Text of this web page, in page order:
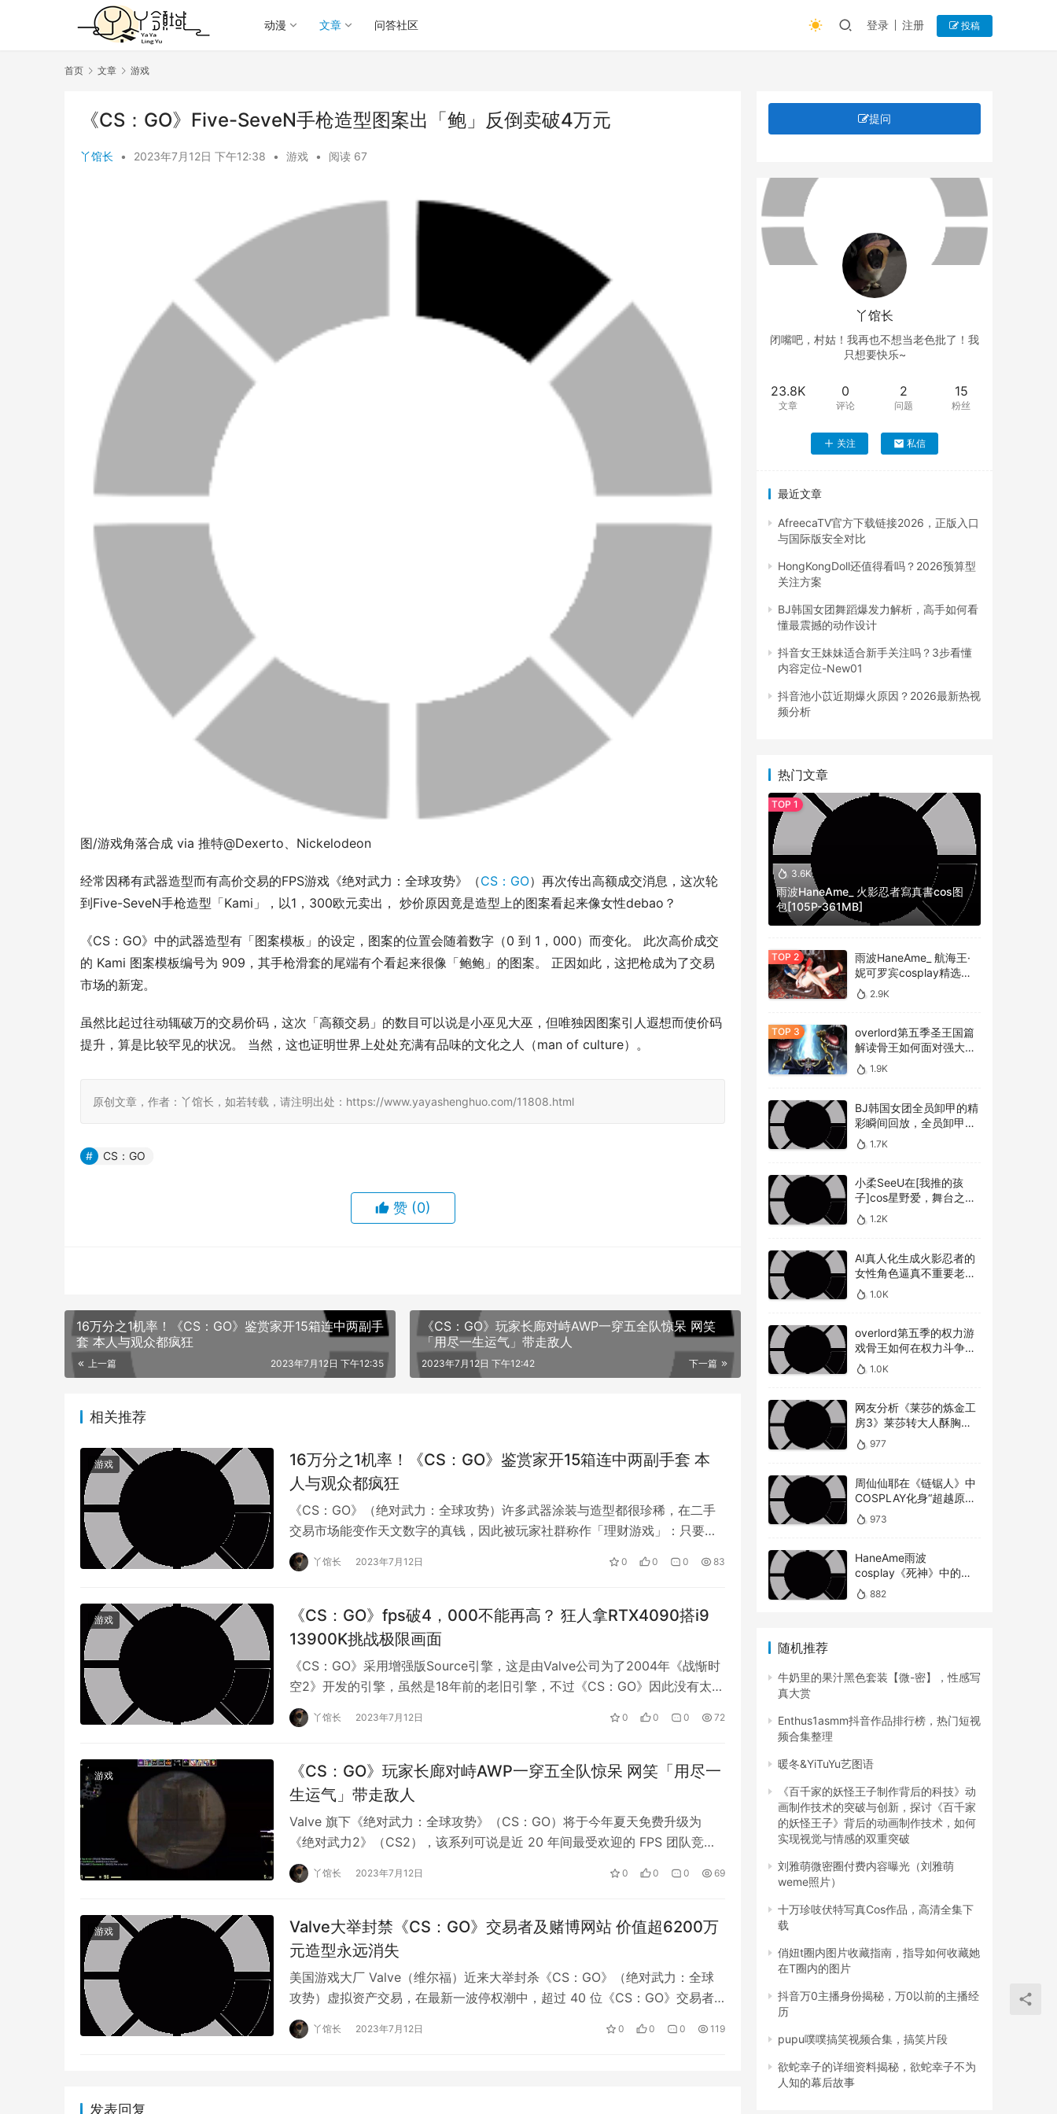
动漫 文章 问答社区 登录 注册 投稿
首页 文章 游戏
《CS：GO》Five-SeveN手枪造型图案出「鲍」反倒卖破4万元
丫馆长 • 2023年7月12日 下午12:38 • 游戏 • 阅读 67
图/游戏角落合成 via 推特@Dexerto、Nickelodeon
经常因稀有武器造型而有高价交易的FPS游戏《绝对武力：全球攻势》（CS：GO）再次传出高额成交消息，这次轮
到Five-SeveN手枪造型「Kami」，以1，300欧元卖出， 炒价原因竟是造型上的图案看起来像女性debao？
《CS：GO》中的武器造型有「图案模板」的设定，图案的位置会随着数字（0 到 1，000）而变化。 此次高价成交
的 Kami 图案模板编号为 909，其手枪滑套的尾端有个看起来很像「鲍鲍」的图案。 正因如此，这把枪成为了交易
市场的新宠。
虽然比起过往动辄破万的交易价码，这次「高额交易」的数目可以说是小巫见大巫，但唯独因图案引人遐想而使价码
提升，算是比较罕见的状况。 当然，这也证明世界上处处充满有品味的文化之人（man of culture）。
原创文章，作者：丫馆长，如若转载，请注明出处：https://www.yayashenghuo.com/11808.html
CS：GO
赞 (0)
16万分之1机率！《CS：GO》鉴赏家开15箱连中两副手
套 本人与观众都疯狂
上一篇 2023年7月12日 下午12:35
《CS：GO》玩家长廊对峙AWP一穿五全队惊呆 网笑
「用尽一生运气」带走敌人
下一篇
2023年7月12日 下午12:42
相关推荐
游戏
16万分之1机率！《CS：GO》鉴赏家开15箱连中两副手套 本
人与观众都疯狂
《CS：GO》（绝对武力：全球攻势）许多武器涂装与造型都很珍稀，在二手
交易市场能变作天文数字的真钱，因此被玩家社群称作「理财游戏」：只要运
气好开到绝版及稀有造型，都能发上一笔横财，…
丫馆长 2023年7月12日 0 0 0 83
游戏
《CS：GO》fps破4，000不能再高？ 狂人拿RTX4090搭i9
13900K挑战极限画面
《CS：GO》采用增强版Source引擎，这是由Valve公司为了2004年《战惭时
空2》开发的引擎，虽然是18年前的老旧引擎，不过《CS：GO》因此没有太高
的硬件要求，让玩家能够…
丫馆长 2023年7月12日 0 0 0 72
游戏
《CS：GO》玩家长廊对峙AWP一穿五全队惊呆 网笑「用尽一
生运气」带走敌人
Valve 旗下《绝对武力：全球攻势》（CS：GO）将于今年夏天免费升级为
《绝对武力2》（CS2），该系列可说是近 20 年间最受欢迎的 FPS 团队竞技
游戏，以数十万玩家常年霸占…
丫馆长 2023年7月12日 0 0 0 69
游戏
Valve大举封禁《CS：GO》交易者及赌博网站 价值超6200万
元造型永远消失
美国游戏大厂 Valve（维尔福）近来大举封杀《CS：GO》（绝对武力：全球
攻势）虚拟资产交易，在最新一波停权潮中，超过 40 位《CS：GO》交易者
的帐号在 Steam 上面临了…
丫馆长 2023年7月12日 0 0 0 119
发表回复
提问
丫馆长
闭嘴吧，村姑！我再也不想当老色批了！我
只想要快乐~
23.8K
文章
0
评论
2
问题
15
粉丝
关注 私信
最近文章
AfreecaTV官方下载链接2026，正版入口
与国际版安全对比
HongKongDoll还值得看吗？2026预算型
关注方案
BJ韩国女团舞蹈爆发力解析，高手如何看
懂最震撼的动作设计
抖音女王妹妹适合新手关注吗？3步看懂
内容定位-New01
抖音池小苡近期爆火原因？2026最新热视
频分析
热门文章
3.6K
雨波HaneAme_ 火影忍者寫真書cos图
包[105P-361MB]
雨波HaneAme_ 航海王·
妮可罗宾cosplay精选作
品 [34P-134MB]
2.9K
overlord第五季圣王国篇
解读骨王如何面对强大的
敌人，overlord第五季圣
王国篇深度解析骨王与敌
1.9K
BJ韩国女团全员卸甲的精
彩瞬间回放，全员卸甲视
频如何观看BJ韩国女团成
员的最精彩时刻？
1.7K
小柔SeeU在[我推的孩
子]cos星野爱，舞台之星
闪耀迷人
1.2K
AI真人化生成火影忍者的
女性角色逼真不重要老婆
美不美才是重点！
1.0K
overlord第五季的权力游
戏骨王如何在权力斗争中
崭露头角，overlord第五
季权力博弈骨王如何在复
1.0K
网友分析《莱莎的炼金工
房3》莱莎转大人酥胸蜜
大腿对比以前超有感！
977
周仙仙耶在《链锯人》中
COSPLAY化身“超越原版”
的玛奇玛
973
HaneAme雨波
cosplay《死神》中的松
本乱菊
882
随机推荐
牛奶里的果汁黑色套装【微-密】，性感写
真大赏
Enthus1asmm抖音作品排行榜，热门短视
频合集整理
暖冬&YiTuYu艺图语
《百千家的妖怪王子制作背后的科技》动
画制作技术的突破与创新，探讨《百千家
的妖怪王子》背后的动画制作技术，如何
实现视觉与情感的双重突破
刘雅萌微密圈付费内容曝光（刘雅萌
weme照片）
十万珍吱伏特写真Cos作品，高清全集下
载
俏妞t圈内图片收藏指南，指导如何收藏她
在T圈内的图片
抖音万0主播身份揭秘，万0以前的主播经
历
pupu噗噗搞笑视频合集，搞笑片段
欲蛇幸子的详细资料揭秘，欲蛇幸子不为
人知的幕后故事